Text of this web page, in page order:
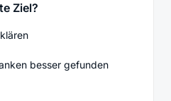
Ziel?
besser gefunden